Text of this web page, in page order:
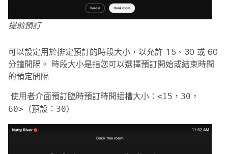
提前預訂
可以設定用於排定預訂的時段大小，以允許 15、30 或 60
分鐘間隔。 時段大小是指您可以選擇預訂開始或結束時間
的預定間隔
使用者介面預訂臨時預訂時間插槽大小：<15，30，
60>（預設：30）